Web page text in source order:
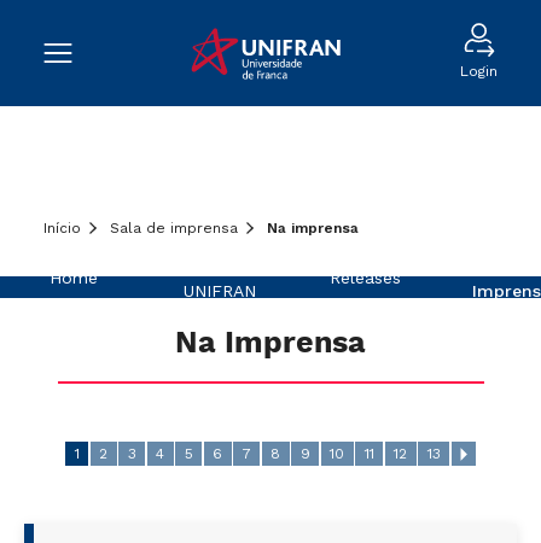
Login
Home
UNIFRAN
Releases
Início Sala de imprensa Na imprensa
Na Imprensa
1 2 3 4 5 6 7 8 9 10 11 12 13